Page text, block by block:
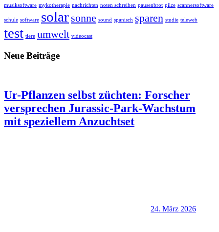
musiksoftware mykotherapie nachrichten noten schreiben pausenbrot pilze scannersoftware
schule software solar sonne sound spanisch sparen studie teleweb
test tiere umwelt videocast
Neue Beiträge
Ur-Pflanzen selbst züchten: Forscher
versprechen Jurassic-Park-Wachstum
mit speziellem Anzuchtset
24. März 2026